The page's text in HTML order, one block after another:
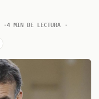
4 MIN DE LECTURA